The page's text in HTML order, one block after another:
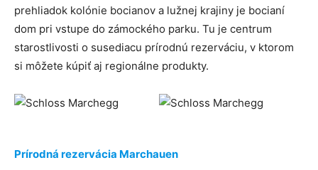
prehliadok kolónie bocianov a lužnej krajiny je bocianí
dom pri vstupe do zámockého parku. Tu je centrum
starostlivosti o susediacu prírodnú rezerváciu, v ktorom
si môžete kúpiť aj regionálne produkty.
Prírodná rezervácia Marchauen